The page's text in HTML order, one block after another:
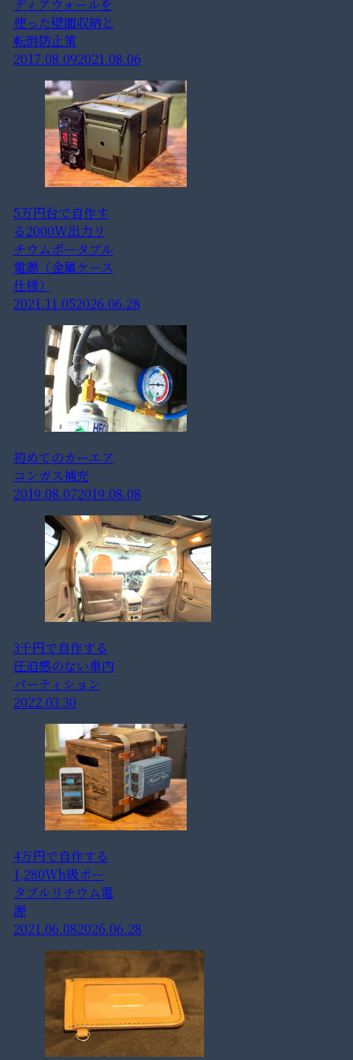
ディアウォールを
使った壁面収納と
転倒防止策
2017.08.092021.08.06
5万円台で自作す
る2000W出力リ
チウムポータブル
電源（金属ケース
仕様）
2021.11.052026.06.28
初めてのカーエア
コンガス補充
2019.08.072019.08.08
3千円で自作する
圧迫感のない車内
パーティション
2022.03.30
4万円で自作する
1,280Wh級ポー
タブルリチウム電
源
2021.06.082026.06.28